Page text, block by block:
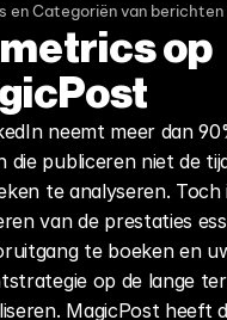
metrics op
neemt meer dan
die publiceren niet de
te analyseren. Toch
van de prestaties
te boeken en
op de lange
MagicPost heeft
en Categoriën van berichten